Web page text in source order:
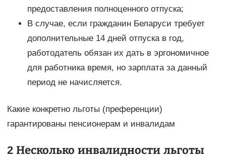
предоставления полноценного отпуска;
В случае, если гражданин Беларуси требует
дополнительные 14 дней отпуска в год,
работодатель обязан их дать в эргономичное
для работника время, но зарплата за данный
период не начисляется.
Какие конкретно льготы (преференции)
гарантированы пенсионерам и инвалидам
2 Несколько инвалидности льготы